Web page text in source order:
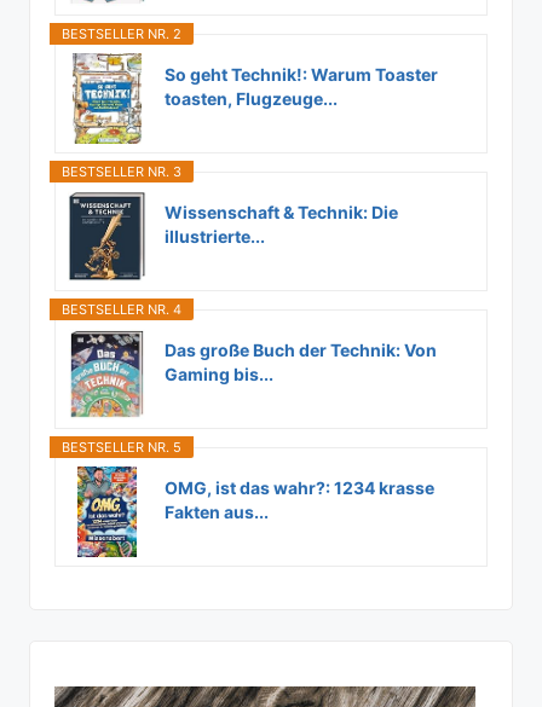
BESTSELLER NR. 2
So geht Technik!: Warum Toaster
toasten, Flugzeuge...
BESTSELLER NR. 3
Wissenschaft & Technik: Die
illustrierte...
BESTSELLER NR. 4
Das große Buch der Technik: Von
Gaming bis...
BESTSELLER NR. 5
OMG, ist das wahr?: 1234 krasse
Fakten aus...